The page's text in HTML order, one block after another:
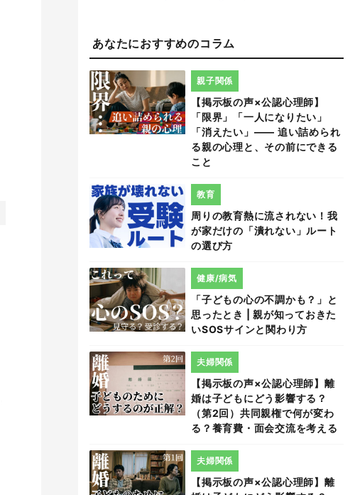
あなたにおすすめのコラム
【掲示板の声×公認心理師】
「限界」「一人になりたい」
「消えたい」―― 追い詰められ
る親の心理と、その前にできる
こと
親子関係
周りの教育熱に流されない！我
が家だけの「潰れない」ルート
の選び方
教育
「子どもの心の不調かも？」と
思ったとき | 親が知っておきた
いSOSサインと関わり方
健康/病気
【掲示板の声×公認心理師】離
婚は子どもにどう影響する？
（第2回）共同親権で何が変わ
る？養育費・面会交流を考える
夫婦関係
【掲示板の声×公認心理師】離
夫婦関係